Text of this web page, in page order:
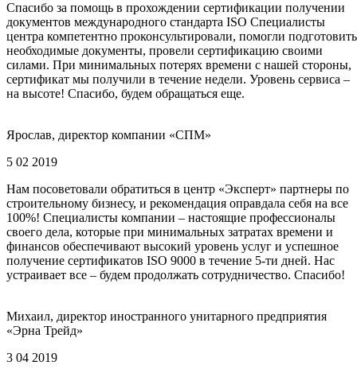
Спасибо за помощь в прохождении сертификации получении
документов международного стандарта ISO Специалисты
центра компетентно проконсультировали, помогли подготовить
необходимые документы, провели сертификацию своими
силами. При минимальных потерях времени с нашей стороны,
сертификат мы получили в течение недели. Уровень сервиса –
на высоте! Спасибо, будем обращаться еще.
Ярослав, директор компании «СПМ»
5 02 2019
Нам посоветовали обратиться в центр «Эксперт» партнеры по
строительному бизнесу, и рекомендация оправдала себя на все
100%! Специалисты компании – настоящие профессионалы
своего дела, которые при минимальных затратах времени и
финансов обеспечивают высокий уровень услуг и успешное
получение сертификатов ISO 9000 в течение 5-ти дней. Нас
устраивает все – будем продолжать сотрудничество. Спасибо!
Михаил, директор иностранного унитарного предприятия
«Эрна Трейд»
3 04 2019